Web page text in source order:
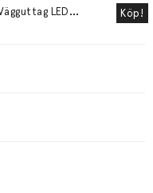
M
ood Plugg-in Dimmer För Vägguttag LED 3-24W Glödljus 30-200W Vit Köp!